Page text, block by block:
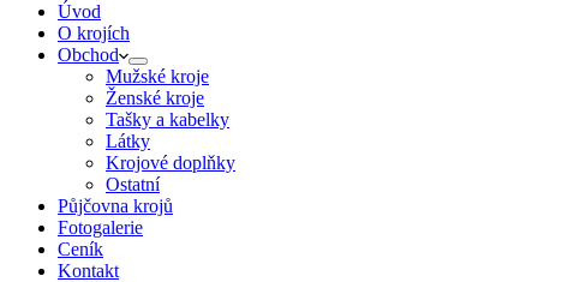
Úvod
O krojích
Obchod
Mužské kroje
Ženské kroje
Tašky a kabelky
Látky
Krojové doplňky
Ostatní
Půjčovna krojů
Fotogalerie
Ceník
Kontakt